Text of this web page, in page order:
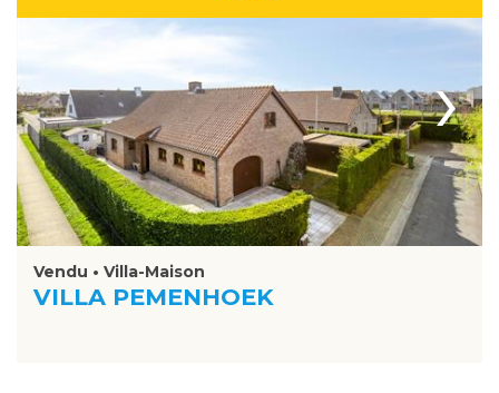
›
Vendu • Villa-Maison
VILLA PEMENHOEK